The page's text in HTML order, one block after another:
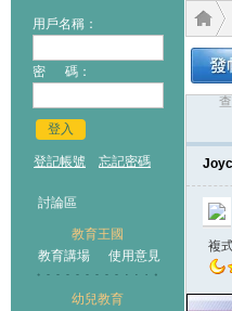
用戶名稱：
密 碼：
登入
登記帳號 忘記密碼
討論區
教育王國
教育講場
使用意見
幼兒教育
複